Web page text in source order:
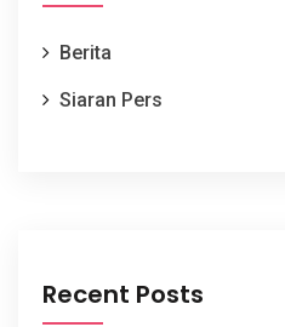
Berita
Siaran Pers
Recent Posts